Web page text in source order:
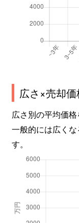
広さ×売却価
広さ別の平均価格
一般的には広く
す。